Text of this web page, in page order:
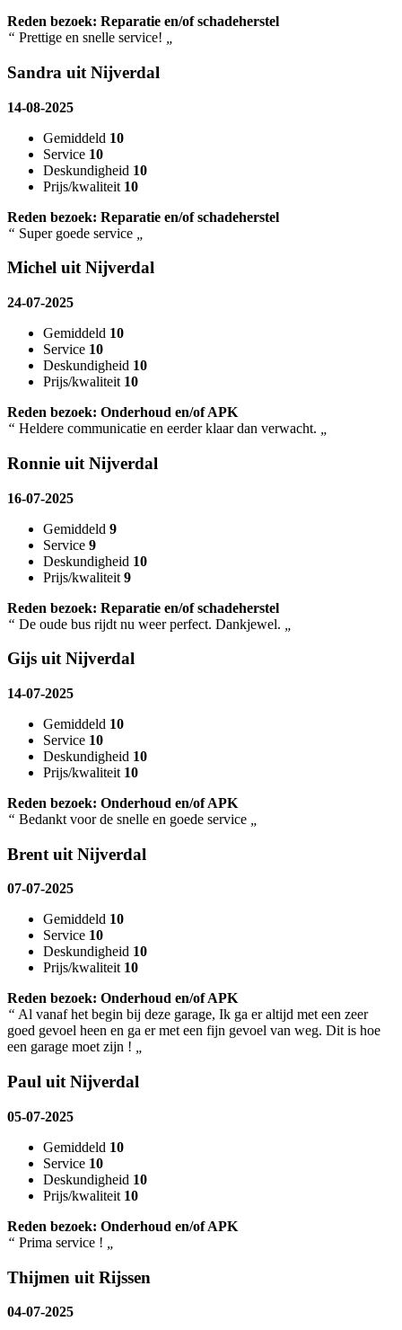
Reden bezoek: Reparatie en/of schadeherstel
“ Prettige en snelle service!
Sandra uit Nijverdal
14-08-2025
Gemiddeld 10
Service 10
Deskundigheid 10
Prijs/kwaliteit 10
Reden bezoek: Reparatie en/of schadeherstel
“ Super goede service
Michel uit Nijverdal
24-07-2025
Gemiddeld 10
Service 10
Deskundigheid 10
Prijs/kwaliteit 10
Reden bezoek: Onderhoud en/of APK
“ Heldere communicatie en eerder klaar dan verwacht.
Ronnie uit Nijverdal
16-07-2025
Gemiddeld 9
Service 9
Deskundigheid 10
Prijs/kwaliteit 9
Reden bezoek: Reparatie en/of schadeherstel
“ De oude bus rijdt nu weer perfect. Dankjewel.
Gijs uit Nijverdal
14-07-2025
Gemiddeld 10
Service 10
Deskundigheid 10
Prijs/kwaliteit 10
Reden bezoek: Onderhoud en/of APK
“ Bedankt voor de snelle en goede service
Brent uit Nijverdal
07-07-2025
Gemiddeld 10
Service 10
Deskundigheid 10
Prijs/kwaliteit 10
Reden bezoek: Onderhoud en/of APK
“ Al vanaf het begin bij deze garage, Ik ga er altijd met een zeer
goed gevoel heen en ga er met een fijn gevoel van weg. Dit is hoe
een garage moet zijn !
Paul uit Nijverdal
05-07-2025
Gemiddeld 10
Service 10
Deskundigheid 10
Prijs/kwaliteit 10
Reden bezoek: Onderhoud en/of APK
“ Prima service !
Thijmen uit Rijssen
04-07-2025